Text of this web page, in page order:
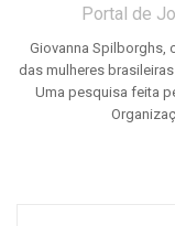
Portal de
Giovanna Spilborghs,
das mulheres
Uma pesquisa feita